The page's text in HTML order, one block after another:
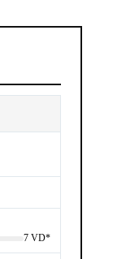
7 VD*